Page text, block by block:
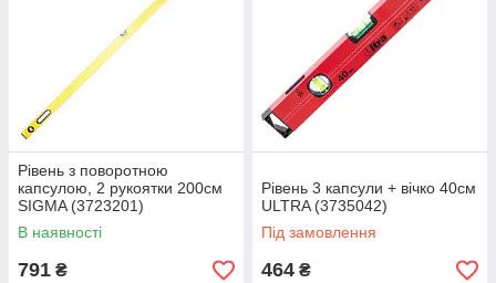
Рівень з поворотною
капсулою, 2 рукоятки 200см
SIGMA (3723201)
В наявності
791 ₴
Рівень 3 капсули + вічко 40см
ULTRA (3735042)
Під замовлення
464 ₴